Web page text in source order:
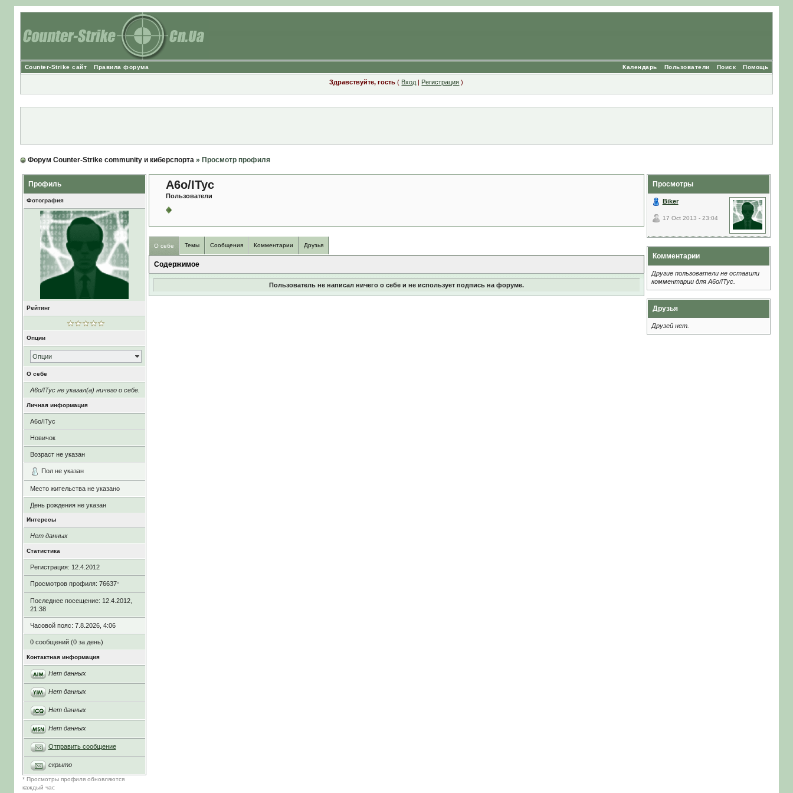
Counter-Strike сайт Правила форума Помощь
Поиск
Пользователи
Календарь
Здравствуйте, гость ( Вход | Регистрация )
Форум Counter-Strike community и киберспорта» Просмотр профиля
Профиль
Фотография
Рейтинг
Опции
Опции
О себе
A6o/ITyc не указал(а) ничего о себе.
Личная информация
A6o/ITyc
Новичок
Возраст не указан
Пол не указан
Место жительства не указано
День рождения не указан
Интересы
Нет данных
Статистика
Регистрация: 12.4.2012
Просмотров профиля: 76637*
Последнее посещение: 12.4.2012,
21:38
Часовой пояс: 7.8.2026, 4:06
0 сообщений (0 за день)
Контактная информация
Нет данных
Нет данных
Нет данных
Нет данных
Отправить сообщение
скрыто
* Просмотры профиля обновляются
каждый час
A6o/ITyc
Пользователи
О себе Темы Сообщения Комментарии Друзья
Содержимое
Пользователь не написал ничего о себе и не использует подпись на форуме.
Просмотры
Biker
17 Oct 2013 - 23:04
Комментарии
Другие пользователи не оставили
комментарии для A6o/ITyc.
Друзья
Друзей нет.